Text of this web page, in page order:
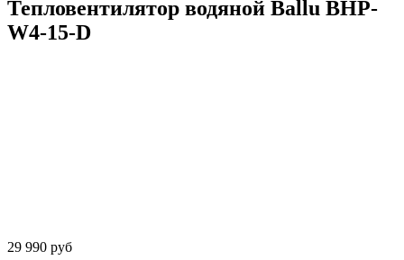
Тепловентилятор водяной Ballu BHP-
W4-15-D
29 990 руб